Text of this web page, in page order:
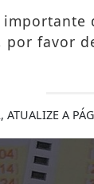
por favor
ATUALIZE A